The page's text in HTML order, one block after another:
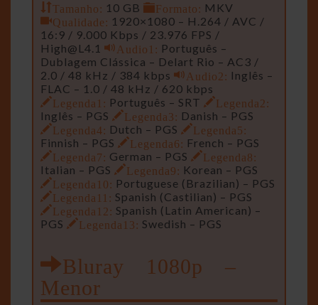
Tamanho: 10 GB Formato: MKV
Qualidade: 1920×1080 – H.264 / AVC /
16:9 / 9.000 Kbps / 23.976 FPS /
High@L4.1
Audio1: Português –
Dublagem Clássica – Delart Rio – AC3 /
2.0 / 48 kHz / 384 kbps
Audio2: Inglês –
FLAC – 1.0 / 48 kHz / 620 kbps
Legenda1: Português – SRT
Legenda2:
Inglês – PGS
Legenda3: Danish – PGS
Legenda4: Dutch – PGS
Legenda5:
Finnish – PGS
Legenda6: French – PGS
Legenda7: German – PGS
Legenda8:
Italian – PGS
Legenda9: Korean – PGS
Legenda10: Portuguese (Brazilian) – PGS
Legenda11: Spanish (Castilian) – PGS
Legenda12: Spanish (Latin American) –
PGS
Legenda13: Swedish – PGS
Bluray 1080p –
Menor